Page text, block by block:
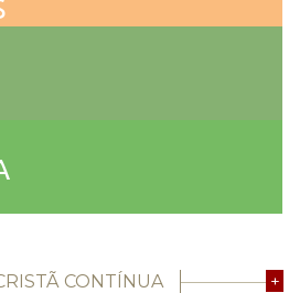
CONTÍNUA +